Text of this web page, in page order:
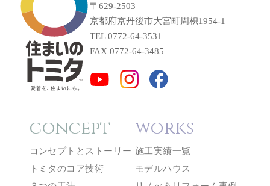
〒629-2503
京都府京丹後市大宮町周枳1954-1
TEL 0772-64-3531
FAX 0772-64-3485
concept
コンセプトとストーリー
トミタのコア技術
works
施工実績一覧
モデルハウス